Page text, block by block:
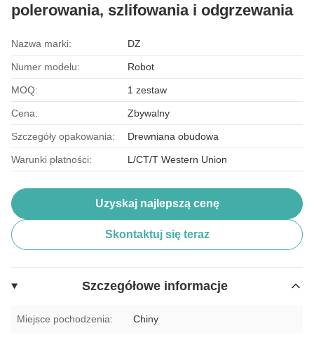
polerowania, szlifowania i odgrzewania
Nazwa marki: DZ
Numer modelu: Robot
MOQ: 1 zestaw
Cena: Zbywalny
Szczegóły opakowania: Drewniana obudowa
Warunki płatności: L/CT/T Western Union
Uzyskaj najlepszą cenę
Skontaktuj się teraz
Szczegółowe informacje
Miejsce pochodzenia: Chiny